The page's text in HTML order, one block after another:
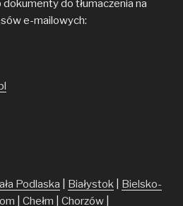
do tłumaczenia na
e-mailowych:
Podlaska Białystok
Bielsko-
Chełm Chorzów